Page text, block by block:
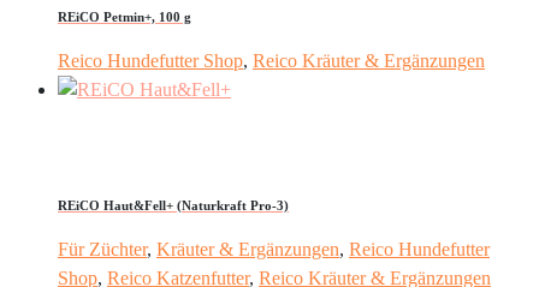
REiCO Petmin+, 100 g
Reico Hundefutter Shop, Reico Kräuter & Ergänzungen
REiCO Haut&Fell+ (Naturkraft Pro-3)
Für Züchter, Kräuter & Ergänzungen, Reico Hundefutter
Shop, Reico Katzenfutter, Reico Kräuter & Ergänzungen